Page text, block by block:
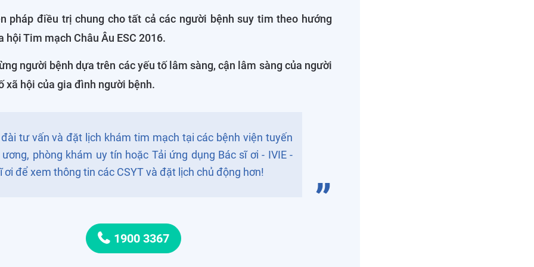
pháp điều trị chung cho tất cả các người bệnh suy tim theo hướng
hội Tim mạch Châu Âu ESC 2016.
người bệnh dựa trên các yếu tố lâm sàng, cận lâm sàng của người
xã hội của gia đình người bệnh.
tư vấn và đặt lịch khám tim mạch tại các bệnh viện tuyến
phòng khám uy tín hoặc Tải ứng dụng Bác sĩ ơi - IVIE -
ơi để xem thông tin các CSYT và đặt lịch chủ động hơn!
1900 3367